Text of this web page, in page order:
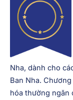
Nha, dành cho
Ban Nha.
hóa thường ngăn